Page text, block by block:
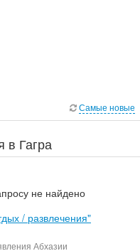
Самые новые
в Гагра
не найдено
/ развлечения"
Абхазии